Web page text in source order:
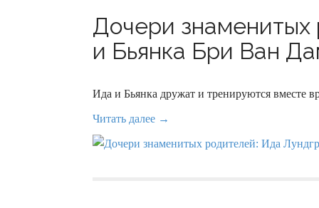
Дoчери
и Бьянка Бри Ван
Ида и Бьянка дружат и тренируются вместе
Читать далее →